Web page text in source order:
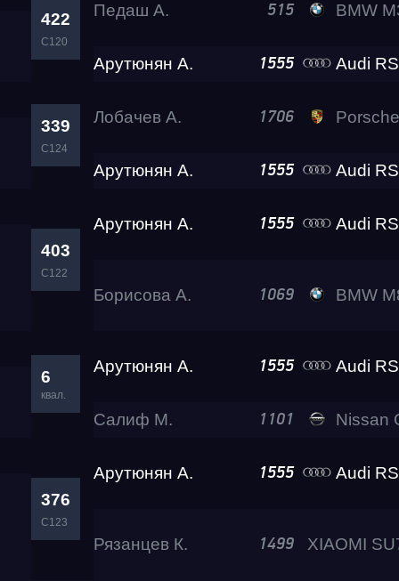
422
C120
Педаш А. 515 BMW M3
Арутюнян А. 1555 Audi
339
C124
Лобачев А. 1706 Porsche 911
Арутюнян А. 1555 Audi
403
C122
Арутюнян А. 1555 Audi
Борисова А. 1069 BMW M8 Gran Coupe
6
квал.
Арутюнян А. 1555 Audi
Салиф М. 1101 Nissan GT-R
376
C123
Арутюнян А. 1555 Audi
Рязанцев К. 1499